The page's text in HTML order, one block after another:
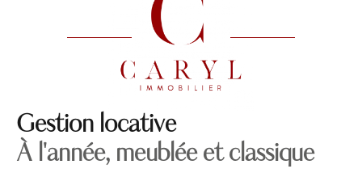
Gestion locative
À l'année, meublée et classique